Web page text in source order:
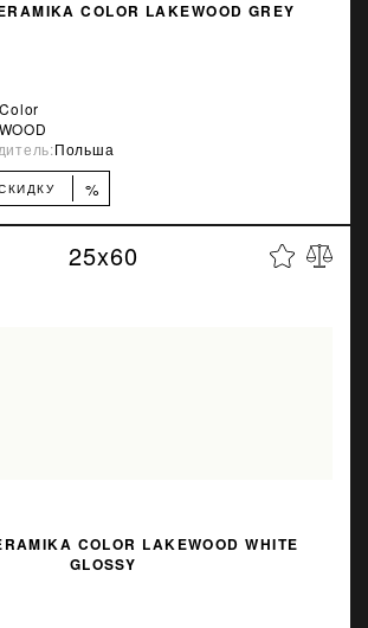
COLOR LAKEWOOD GREY
Польша
%
25x60
COLOR LAKEWOOD WHITE
GLOSSY